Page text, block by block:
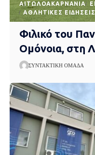
AΙΤΩΛΟΑΚΑΡΝΑΝΊΑ
ΑΘΛΗΤΙΚΈΣ ΕΙΔΉΣΕΙΣ
Φιλικό του
Ομόνοια, στη
ΣΥΝΤΑΚΤΙΚΉ ΟΜΆΔΑ